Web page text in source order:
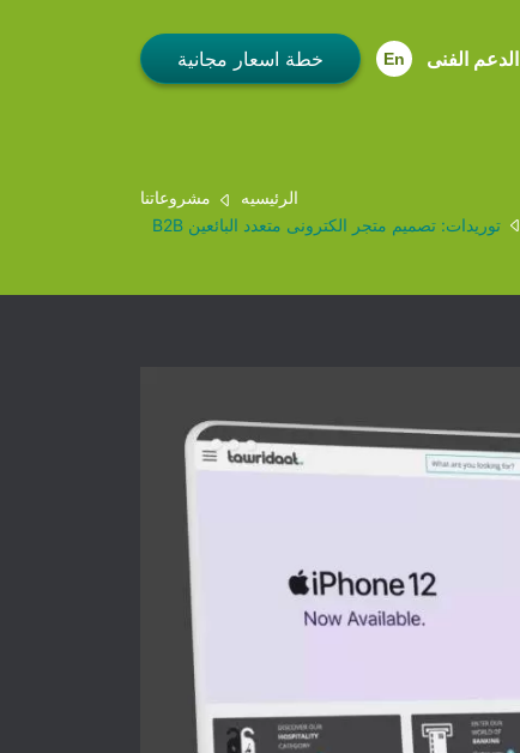
الدعم الفنى En
الرئيسيه
مشروعاتنا
توريدات: تصميم متجر الكترونى متعدد البائعين B2B